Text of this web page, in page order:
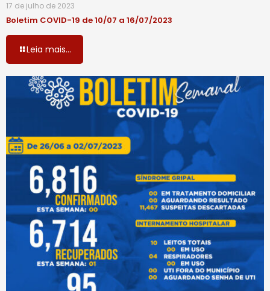
17 de julho de 2023
Boletim COVID-19 de 10/07 a 16/07/2023
Leia mais...